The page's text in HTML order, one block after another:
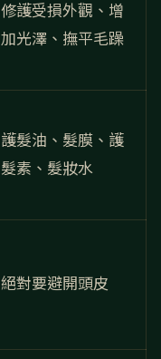
修護受損外觀、增
加光澤、撫平毛躁
護髮油、髮膜、護
髮素、髮妝水
絕對要避開頭皮